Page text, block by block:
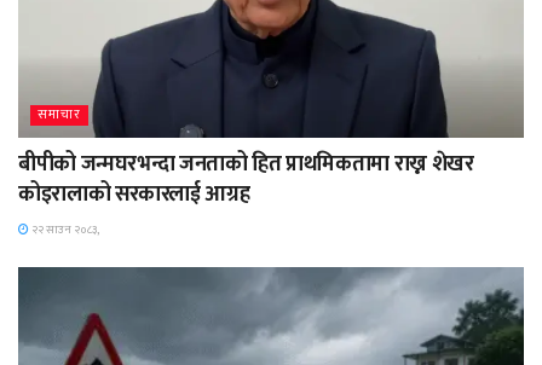
समाचार
बीपीको जन्मघरभन्दा जनताको हित प्राथमिकतामा राख्न शेखर
कोइरालाको सरकारलाई आग्रह
२२ साउन २०८३,